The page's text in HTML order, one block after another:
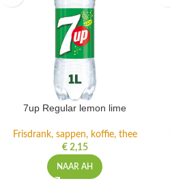
7up Regular lemon lime
Frisdrank, sappen, koffie, thee
€2,15
NAAR AH